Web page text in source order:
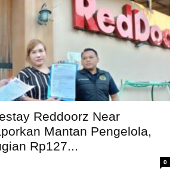
Reddoorz Near
Mantan Pengelola,
Rp127...
0